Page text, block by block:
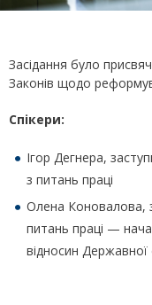
Засідання було
Законів щодо
Cпікери:
Ігор Дегнера,
з питань праці
Олена Коновалова,
питань праці —
відносин Державної